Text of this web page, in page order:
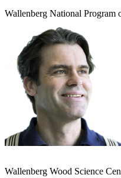
Wallenberg National
Wallenberg Wood Science